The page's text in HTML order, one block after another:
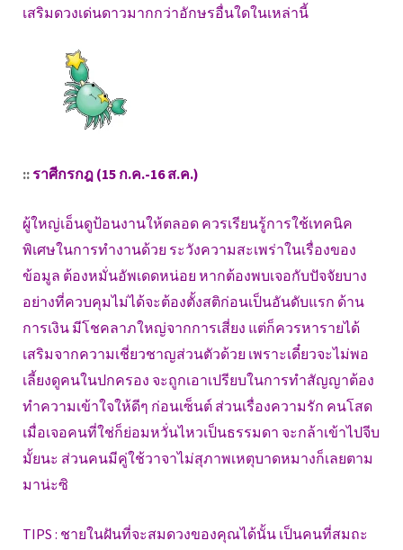
เสริมดวงเด่นดาวมากกว่าอักษรอื่นใดในเหล่านี้
::ราศีกรกฎ (15 ก.ค.-16 ส.ค.)
ผู้ใหญ่เอ็นดูป้อนงานให้ตลอด ควรเรียนรู้การใช้เทคนิค
พิเศษในการทำงานด้วย ระวังความสะเพร่าในเรื่องของ
ข้อมูล ต้องหมั่นอัพเดดหน่อย หากต้องพบเจอกับปัจจัยบาง
อย่างที่ควบคุมไม่ได้จะต้องตั้งสติก่อนเป็นอันดับแรก ด้าน
การเงิน มีโชคลาภใหญ่จากการเสี่ยง แต่ก็ควรหารายได้
เสริมจากความเชี่ยวชาญส่วนตัวด้วย เพราะเดี๋ยวจะไม่พอ
เลี้ยงดูคนในปกครอง จะถูกเอาเปรียบในการทำสัญญาต้อง
ทำความเข้าใจให้ดีๆ ก่อนเซ็นต์ ส่วนเรื่องความรัก คนโสด
เมื่อเจอคนที่ใช่ก็ย่อมหวั่นไหวเป็นธรรมดา จะกล้าเข้าไปจีบ
มั้ยนะ ส่วนคนมีคู่ใช้วาจาไม่สุภาพเหตุบาดหมางก็เลยตาม
มาน่ะซิ
TIPS : ชายในฝันที่จะสมดวงของคุณได้นั้น เป็นคนที่สมถะ